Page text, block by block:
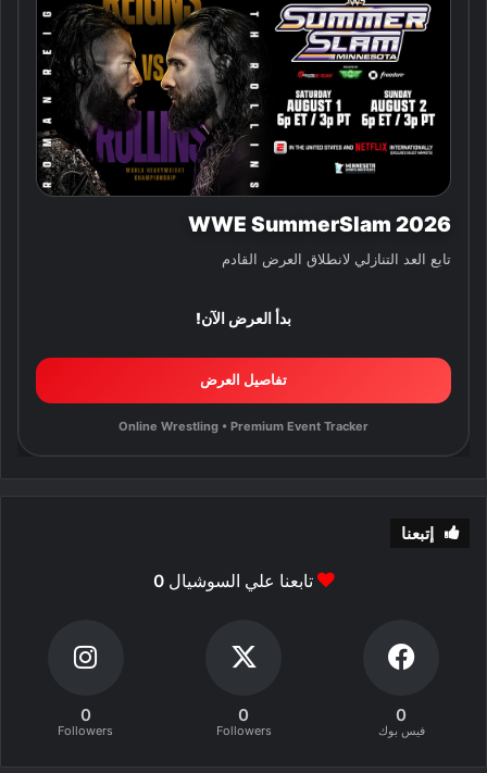
WWE SummerSlam 2026
تابع العد التنازلي لانطلاق العرض القادم
بدأ العرض الآن!
تفاصيل العرض
Online Wrestling • Premium Event Tracker
إتبعنا
تابعنا علي السوشيال0
0
فيس بوك
0
Followers
0
Followers